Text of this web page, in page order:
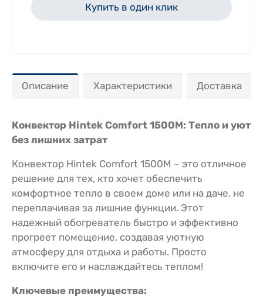
Купить в один клик
Описание Характеристики Доставка
Конвектор Hintek Comfort 1500M: Тепло и уют
без лишних затрат
Конвектор Hintek Comfort 1500M – это отличное
решение для тех, кто хочет обеспечить
комфортное тепло в своем доме или на даче, не
переплачивая за лишние функции. Этот
надежный обогреватель быстро и эффективно
прогреет помещение, создавая уютную
атмосферу для отдыха и работы. Просто
включите его и наслаждайтесь теплом!
Ключевые преимущества: